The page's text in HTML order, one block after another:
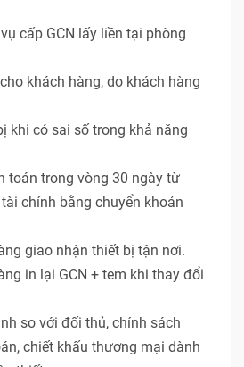
cấp GCN lấy liền tại phòng
khách hàng, do khách hàng
có sai số trong khả năng
trong vòng 30 ngày từ
chính bằng chuyển khoản
giao nhận thiết bị tận nơi.
in lại GCN + tem khi thay đổi
so với đối thủ, chính sách
chiết khấu thương mại dành